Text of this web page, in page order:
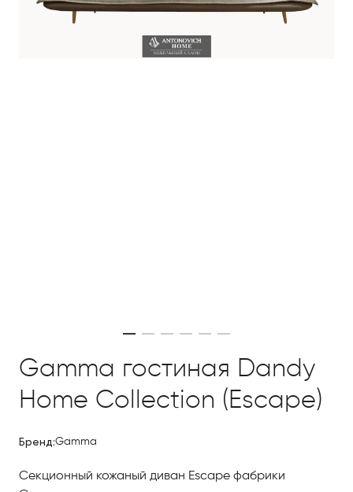
Gamma гостиная Dandy
Home Collection (Escape)
Бренд:Gamma
Секционный кожаный диван Escape фабрики